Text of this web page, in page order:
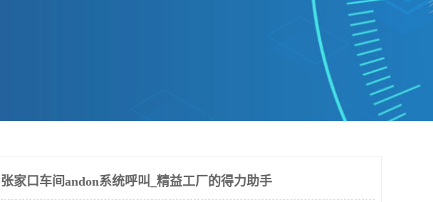
张家口车间andon系统呼叫_精益工厂的得力助手